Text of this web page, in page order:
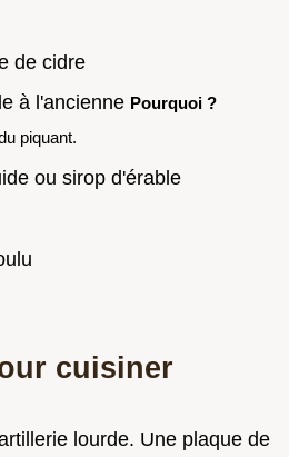
de cidre
à l'ancienne Pourquoi ?
piquant.
ou sirop d'érable
cuisiner
lourde. Une plaque de